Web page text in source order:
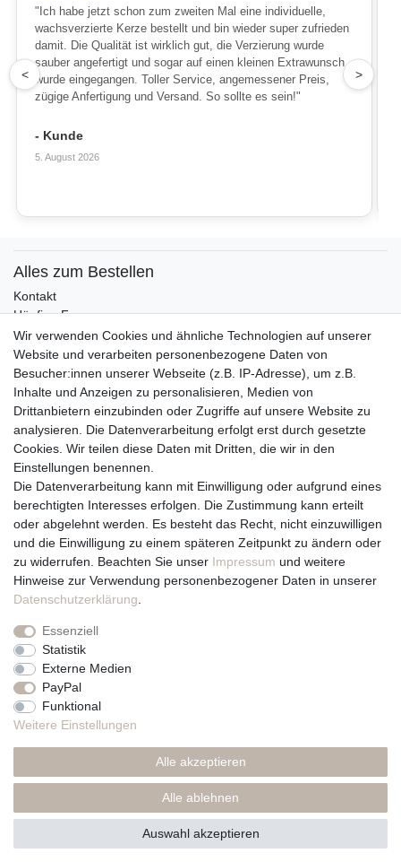
"Ich habe jetzt schon zum zweiten Mal eine individuelle,
wachsverzierte Kerze bestellt und bin wieder super zufrieden
damit. Die Qualität ist wirklich gut, die Verzierung wurde
sauber angefertigt und sogar auf einen kleinen Extrawunsch
wurde eingegangen. Toller Service, angemessener Preis,
zügige Anfertigung und Versand. So sollte es sein!"
- Kunde
5. August 2026
< >
Alles zum Bestellen
Kontakt
Häufige Fragen
Zahlungsmöglichkeiten
Versandbedingungen
Widerrufsrecht
Vertrag widerrufen
Über uns und unsere Kerzen
Team
Unternehmen / Philosophie
Kerzenpflege und Abbrennhinweise
Unsere Kerzenlieferanten
Du erreichst uns von
Montag bis Freitag 10 bis 17 Uhr
Telefonisch und per Whatsapp
erreichst Du uns unter:
+49 561 287 907 84
Rechtliches
Impressum
Datenschutzerklärung
* Preise inkl. MwSt., zzgl. Versand(DE)
Wir verwenden Cookies und ähnliche Technologien auf unserer
Website und verarbeiten personenbezogene Daten von
Besucher:innen unserer Webseite (z.B. IP-Adresse), um z.B.
Inhalte und Anzeigen zu personalisieren, Medien von
Drittanbietern einzubinden oder Zugriffe auf unsere Website zu
analysieren. Die Datenverarbeitung erfolgt erst durch gesetzte
Cookies. Wir teilen diese Daten mit Dritten, die wir in den
Einstellungen benennen.
Die Datenverarbeitung kann mit Einwilligung oder aufgrund eines
berechtigten Interesses erfolgen. Die Zustimmung kann erteilt
oder abgelehnt werden. Es besteht das Recht, nicht einzuwilligen
und die Einwilligung zu einem späteren Zeitpunkt zu ändern oder
zu widerrufen. Beachten Sie unser Impressum und weitere
Hinweise zur Verwendung personenbezogener Daten in unserer
Daten­schutz­erklärung
Essenziell
Statistik
Externe Medien
PayPal
Funktional
Weitere Einstellungen
Alle akzeptieren
Alle ablehnen
Auswahl akzeptieren